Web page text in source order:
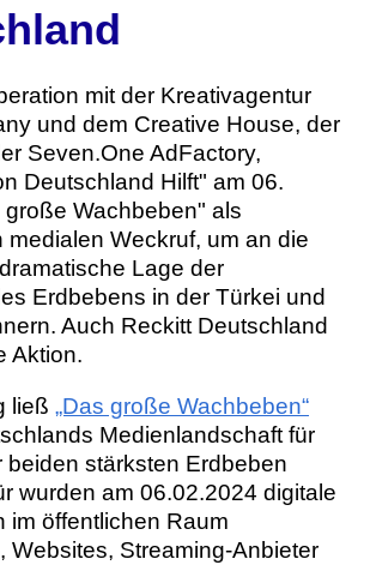
mit der Kreativagentur
und dem Creative House, der
Seven.One AdFactory,
Deutschland Hilft" am 06.
Wachbeben" als
medialen Weckruf, um an die
Lage der
Erdbebens in der Türkei und
Auch Reckitt Deutschland
Aktion.
ließ „Das große Wachbeben“
Medienlandschaft für
beiden stärksten Erdbeben
wurden am 06.02.2024 digitale
im öffentlichen Raum
Websites, Streaming-Anbieter